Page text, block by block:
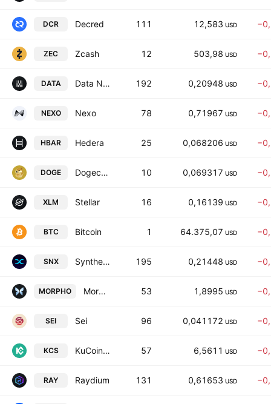
DCR Decred 111 12,583 USD
ZEC Zcash 12 503,98 USD
DATA Data Network 192 0,20948 USD
NEXO Nexo 78 0,71967 USD
HBAR Hedera 25 0,068206 USD
DOGE Dogecoin 10 0,069317 USD
XLM Stellar 16 0,16139 USD
BTC Bitcoin 1 64.375,07 USD
SNX Synthetix 195 0,21448 USD
MORPHO Morpho 53 1,8995 USD
SEI Sei 96 0,041172 USD
KCS KuCoin Token 57 6,5611 USD
RAY Raydium 131 0,61653 USD